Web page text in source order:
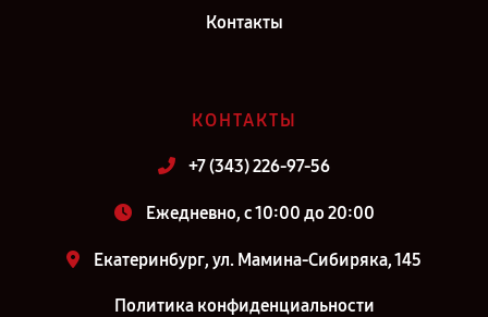
Ремонт робота-пылесоса iCLEBO Arte Carbon YCR-M05-10 в г.
Санкт-Петербург
Контакты
КОНТАКТЫ
+7 (343) 226-97-56
Ежедневно, с 10:00 до 20:00
Екатеринбург, ул. Мамина-Сибиряка, 145
Политика конфиденциальности